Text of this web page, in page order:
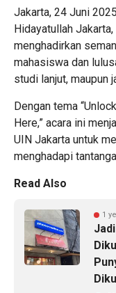
Jakarta, 24 Juni
Hidayatullah
menghadirkan
mahasiswa dan
studi lanjut, maupun
Dengan tema
Here,” acara ini
UIN Jakarta untuk
menghadapi
Read Also
1